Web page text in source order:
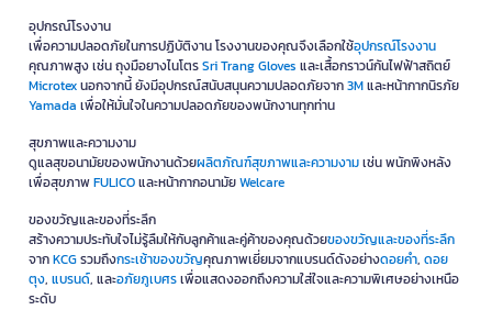
อุปกรณ์โรงงาน
เพื่อความปลอดภัยในการปฏิบัติงาน โรงงานของคุณจึงเลือกใช้อุปกรณ์โรงงาน
คุณภาพสูง เช่น ถุงมือยางไนโตรSri Trang Gloves และเสื้อกราวน์กันไฟฟ้าสถิตย์
Microtexนอกจากนี้ ยังมีอุปกรณ์สนับสนุนความปลอดภัยจาก3Mและหน้ากากนิรภัย
Yamada เพื่อให้มั่นใจในความปลอดภัยของพนักงานทุกท่าน
สุขภาพและความงาม
ดูแลสุขอนามัยของพนักงานด้วยผลิตภัณฑ์สุขภาพและความงามเช่น พนักพิงหลัง
เพื่อสุขภาพFULICOและหน้ากากอนามัยWelcare
ของขวัญและของที่ระลึก
สร้างความประทับใจไม่รู้ลืมให้กับลูกค้าและคู่ค้าของคุณด้วยของขวัญและของที่ระลึก
จากKCGรวมถึงกระเช้าของขวัญคุณภาพเยี่ยมจากแบรนด์ดังอย่างดอยคำ, ดอย
ตุง, แบรนด์, และอภัยภูเบศรเพื่อแสดงออกถึงความใส่ใจและความพิเศษอย่างเหนือ
ระดับ